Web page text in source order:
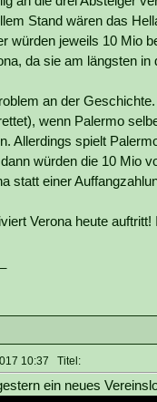
Stand wären das
würden jeweils 10 Mio
da sie am längsten in
an der
wenn Palermo
Allerdings spielt
würden die 10 Mio
statt einer
Verona heute
10:37 Titel:
ein neues